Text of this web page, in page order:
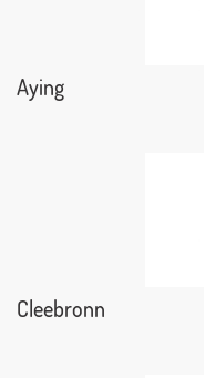
Aying
Cleebronn